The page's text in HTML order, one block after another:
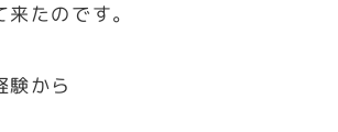
たのです。
験から